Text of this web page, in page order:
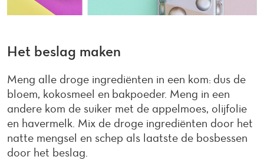
Het beslag maken
Meng alle droge ingrediënten in een kom: dus de
bloem, kokosmeel en bakpoeder. Meng in een
andere kom de suiker met de appelmoes, olijfolie
en havermelk. Mix de droge ingrediënten door het
natte mengsel en schep als laatste de bosbessen
door het beslag.